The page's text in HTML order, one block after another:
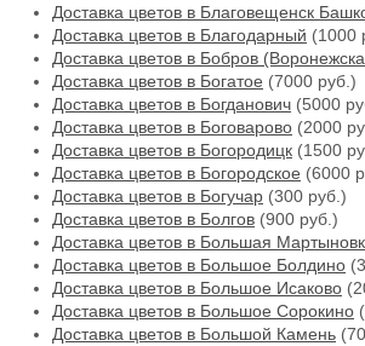
Доставка цветов в Благовещенск
Доставка цветов в Благодарный (1000
Доставка цветов в Бобров
Доставка цветов в Богатое (7000 руб.)
Доставка цветов в Богданович (5000
Доставка цветов в Боговарово (2000
Доставка цветов в Богородицк (1500
Доставка цветов в Богородское (6000
Доставка цветов в Богучар (300 руб.)
Доставка цветов в Болгов (900 руб.)
Доставка цветов в Большая
Доставка цветов в Большое Болдино
Доставка цветов в Большое Исаково
Доставка цветов в Большое Сорокино
Доставка цветов в Большой Камень